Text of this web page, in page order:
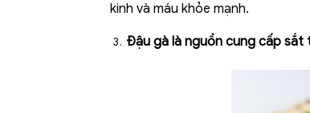
kinh và máu khỏe mạnh.
Đậu gà là nguồn cung cấp sắt